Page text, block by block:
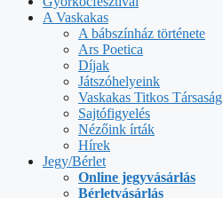
A Vaskakas
A bábszínház története
Ars Poetica
Díjak
Játszóhelyeink
Vaskakas Titkos Társaság
Sajtófigyelés
Nézőink írták
Hírek
Jegy/Bérlet
Online jegyvásárlás
Bérletvásárlás